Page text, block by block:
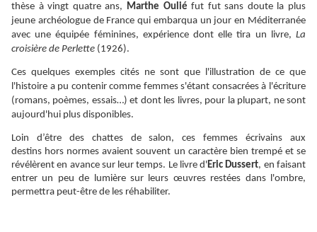
thèse à vingt quatre ans, Marthe Ouliéfut fut sans doute la plus
jeune archéologue de France qui embarqua un jour en Méditerranée
avec une équipée féminines, expérience dont elle tira un livre, La
croisière de Perlette (1926).
Ces quelques exemples cités ne sont que l'illustration de ce que
l'histoire a pu contenir comme femmes s'étant consacrées à l'écriture
(romans, poèmes, essais…) et dont les livres, pour la plupart, ne sont
aujourd'hui plus disponibles.
Loin d’être des chattes de salon, ces femmes écrivains aux
destins hors normes avaient souvent un caractère bien trempé et se
révélèrent en avance sur leur temps. Le livre d'Eric Dussert, en faisant
entrer un peu de lumière sur leurs œuvresrestées dans l'ombre,
permettra peut-être de les réhabiliter.